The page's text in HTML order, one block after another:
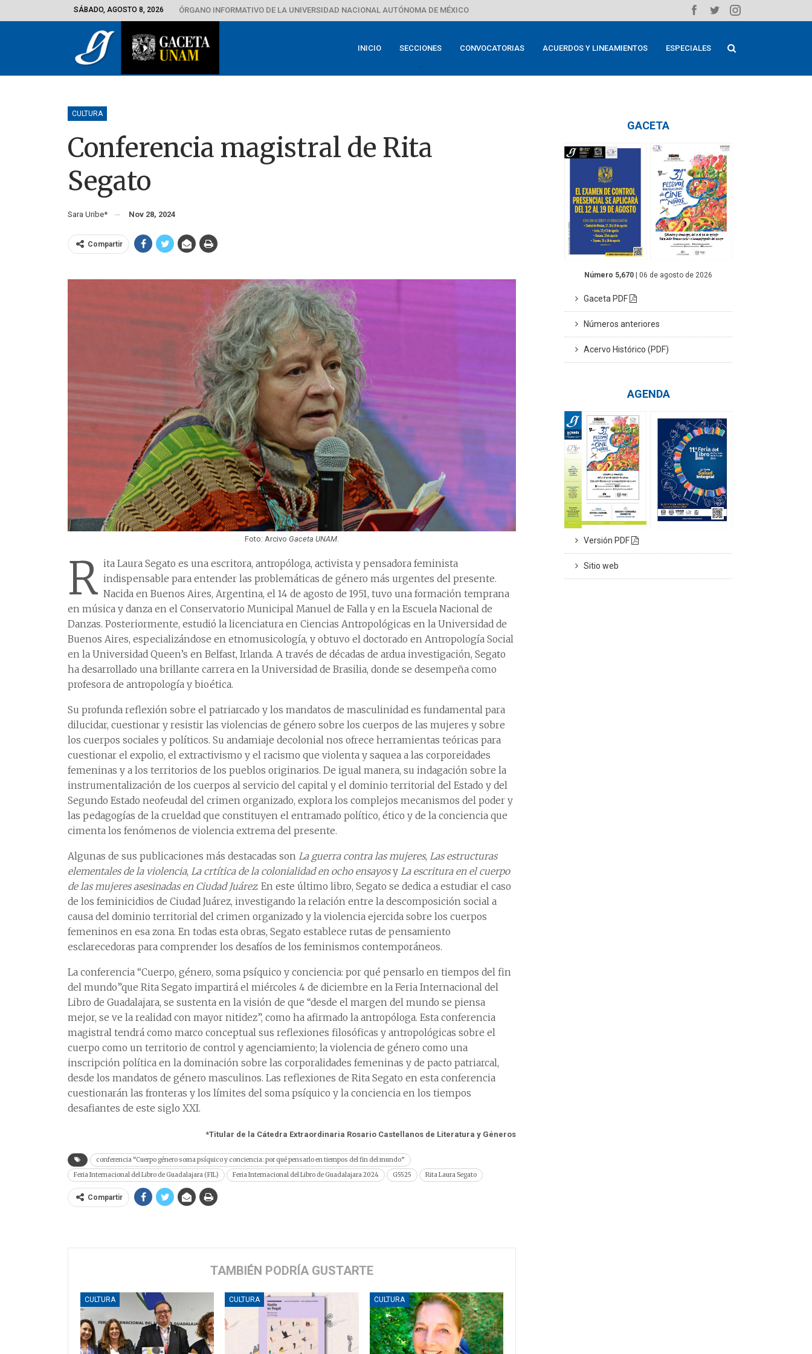
SÁBADO, AGOSTO 8, 2026 ÓRGANO INFORMATIVO DE LA UNIVERSIDAD NACIONAL AUTÓNOMA DE MÉXICO
INICIO SECCIONES CONVOCATORIAS ACUERDOS Y LINEAMIENTOS ESPECIALES
CULTURA
Conferencia magistral de Rita
Segato
Sara Uribe* Nov 28, 2024
Compartir
Foto: ArcivoGaceta UNAM.
R ita Laura Segato es una escritora, antropóloga, activista y pensadora feminista
indispensable para entender las problemáticas de género más urgentes del presente.
Nacida en Buenos Aires, Argentina, el 14 de agosto de 1951, tuvo una formación temprana
en música y danza en el Conservatorio Municipal Manuel de Falla y en la Escuela Nacional de
Danzas. Posteriormente, estudió la licenciatura en Ciencias Antropológicas en la Universidad de
Buenos Aires, especializándose en etnomusicología, y obtuvo el doctorado en Antropología Social
en la Universidad Queen’s en Belfast, Irlanda. A través de décadas de ardua investigación, Segato
ha desarrollado una brillante carrera en la Universidad de Brasilia, donde se desempeña como
profesora de antropología y bioética.
Su profunda reflexión sobre el patriarcado y los mandatos de masculinidad es fundamental para
dilucidar, cuestionar y resistir las violencias de género sobre los cuerpos de las mujeres y sobre
los cuerpos sociales y políticos. Su andamiaje decolonial nos ofrece herramientas teóricas para
cuestionar el expolio, el extractivismo y el racismo que violenta y saquea a las corporeidades
femeninas y a los territorios de los pueblos originarios. De igual manera, su indagación sobre la
instrumentalización de los cuerpos al servicio del capital y el dominio territorial del Estado y del
Segundo Estado neofeudal del crimen organizado, explora los complejos mecanismos del poder y
las pedagogías de la crueldad que constituyen el entramado político, ético y de la conciencia que
cimenta los fenómenos de violencia extrema del presente.
Algunas de sus publicaciones más destacadas son La guerra contra las mujeres, Las estructuras
elementales de la violencia, La crtítica de la colonialidad en ocho ensayosy La escritura en el cuerpo
de las mujeres asesinadas en Ciudad Juárez. En este último libro, Segato se dedica a estudiar el caso
de los feminicidios de Ciudad Juárez, investigando la relación entre la descomposición social a
causa del dominio territorial del crimen organizado y la violencia ejercida sobre los cuerpos
femeninos en esa zona. En todas esta obras, Segato establece rutas de pensamiento
esclarecedoras para comprender los desafíos de los feminismos contemporáneos.
La conferencia “Cuerpo, género, soma psíquico y conciencia: por qué pensarlo en tiempos del fin
del mundo”que Rita Segato impartirá el miércoles 4 de diciembre en la Feria Internacional del
Libro de Guadalajara, se sustenta en la visión de que “desde el margen del mundo se piensa
mejor, se ve la realidad con mayor nitidez”, como ha afirmado la antropóloga. Esta conferencia
magistral tendrá como marco conceptual sus reflexiones filosóficas y antropológicas sobre el
cuerpo como un territorio de control y agenciamiento; la violencia de género como una
inscripción política en la dominación sobre las corporalidades femeninas y de pacto patriarcal,
desde los mandatos de género masculinos. Las reflexiones de Rita Segato en esta conferencia
cuestionarán las fronteras y los límites del soma psíquico y la conciencia en los tiempos
desafiantes de este siglo XXI.
*Titular de la Cátedra Extraordinaria Rosario Castellanos de Literatura y Géneros
conferencia “Cuerpo género soma psíquico y conciencia: por qué pensarlo en tiempos del fin del mundo”
Feria Internacional del Libro de Guadalajara (FIL)
Feria Internacional del Libro de Guadalajara 2024 G5525 Rita Laura Segato
Compartir
TAMBIÉN PODRÍA GUSTARTE
CULTURA CULTURA CULTURA
GACETA
Número 5,670 | 06 de agosto de 2026
Gaceta PDF
Números anteriores
Acervo Histórico (PDF)
AGENDA
Versión PDF
Sitio web